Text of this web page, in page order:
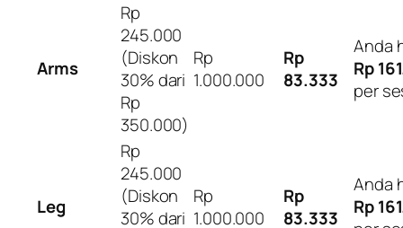
Arms
Rp
245.000
(Diskon
30% dari
Rp
350.000)
Rp
1.000.000
Rp
83.333
Anda
Rp
per
Leg
Rp
245.000
(Diskon
30% dari
Rp
1.000.000
Rp
83.333
Anda
Rp